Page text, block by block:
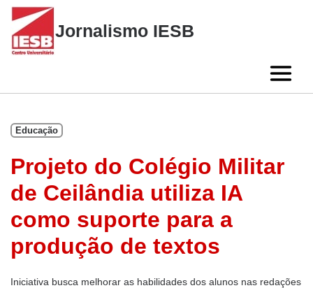
Skip
content
Jornalismo IESB
Educação
Projeto do Colégio Militar
de Ceilândia utiliza IA
como suporte para a
produção de textos
Iniciativa busca melhorar as habilidades dos alunos nas redações